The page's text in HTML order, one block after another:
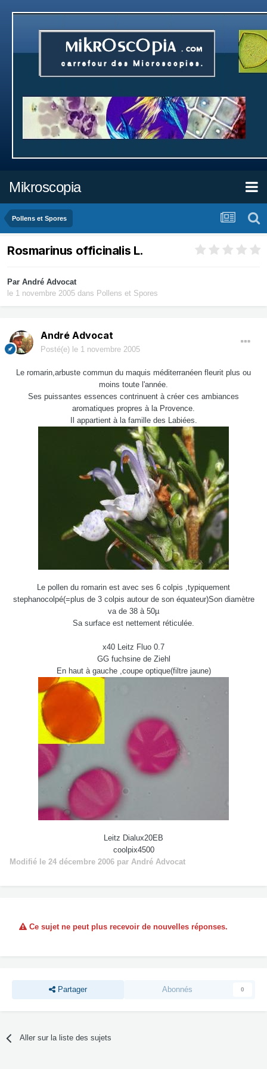
Mikroscopia
Pollens et Spores
Rosmarinus officinalis L.
Par André Advocat
le 1 novembre 2005 dans Pollens et Spores
André Advocat
Posté(e) le 1 novembre 2005
Le romarin,arbuste commun du maquis méditerranéen fleurit plus ou
moins toute l'année.
Ses puissantes essences contrinuent à créer ces ambiances
aromatiques propres à la Provence.
Il appartient à la famille des Labiées.
Le pollen du romarin est avec ses 6 colpis ,typiquement
stephanocolpé(=plus de 3 colpis autour de son équateur)Son diamètre
va de 38 à 50µ
Sa surface est nettement réticulée.
x40 Leitz Fluo 0.7
GG fuchsine de Ziehl
En haut à gauche ,coupe optique(filtre jaune)
Leitz Dialux20EB
coolpix4500
Modifié le 24 décembre 2006 par André Advocat
Ce sujet ne peut plus recevoir de nouvelles réponses.
Partager Abonnés 0
Aller sur la liste des sujets